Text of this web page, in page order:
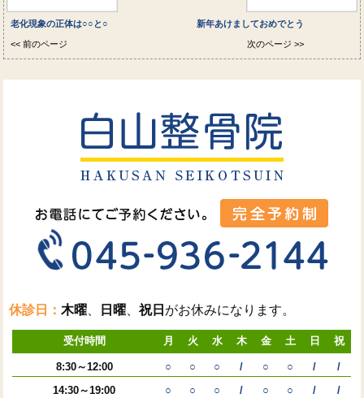
老化現象の正体は○○と○
<< 前のページ
新年あけましておめでとう
次のページ >>
休診日：木曜 日曜 、祝日 がお休みになります。
受付時間 月 火 水 木 金 土 日 祝
8:30～12:00 ○ ○ ○ / ○ ○ /
/
14:30～19:00
○ ○ ○ / ○ ○ / /